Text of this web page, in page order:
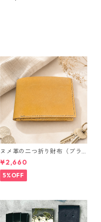
ヌメ革の二つ折り財布（ブラ
ウン系）
¥2,660
5%OFF